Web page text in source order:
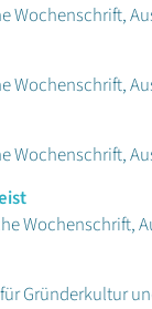
Wochenschrift,
Wochenschrift,
Wochenschrift,
Wochenschrift,
Gründerkultur